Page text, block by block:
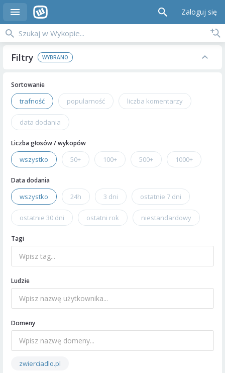
Zaloguj się
Filtry
Sortowanie
trafność popularność liczba komentarzy
data dodania
Liczba głosów / wykopów
wszystko 50+ 100+ 500+ 1000+
Data dodania
wszystko 24h 3 dni ostatnie 7 dni
ostatnie 30 dni ostatni rok niestandardowy
Tagi
Ludzie
Domeny
zwierciadlo.pl